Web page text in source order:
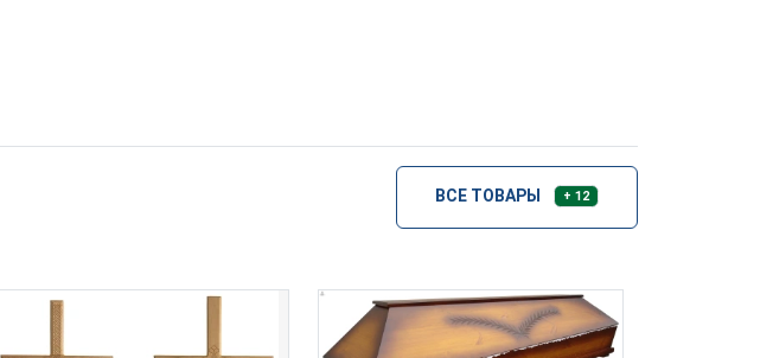
ВСЕ ТОВАРЫ + 12